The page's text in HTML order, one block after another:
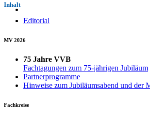
Inhalt
Editorial
MV 2026
75 Jahre VVB
Fachtagungen zum 75-jährigen Jubiläum
Partnerprogramme
Hinweise zum Jubiläumsabend und der
Fachkreise